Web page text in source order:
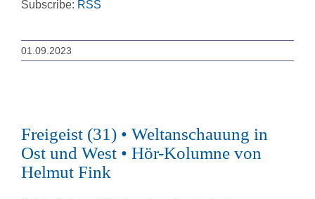
Subscribe: RSS
01.09.2023
Freigeist (31) • Weltanschauung in
Ost und West • Hör-Kolumne von
Helmut Fink